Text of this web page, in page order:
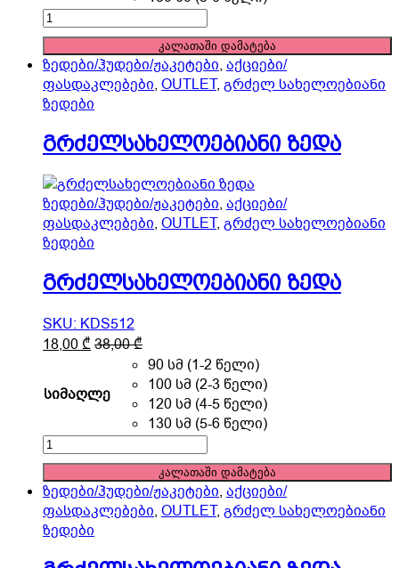
options
may
be
chosen
on
product
page
გრძელსახელოებიანი
ზედა
quantity
კალათაში დამატება
ზედები/ჰუდები/ჟაკეტები, აქციები/
ფასდაკლებები, OUTLET, გრძელ სახელოებიანი
ზედები
გრძელსახელოებიანი ზედა
ზედები/ჰუდები/ჟაკეტები, აქციები/
ფასდაკლებები, OUTLET, გრძელ სახელოებიანი
ზედები
გრძელსახელოებიანი ზედა
SKU: KDS512
18,00₾38,00₾This
product
has
multiple
variants.
The
options
may
be
chosen
the
სიმაღლე
90 სმ (1-2 წელი)
100 სმ (2-3 წელი)
120 სმ (4-5 წელი)
130 სმ (5-6 წელი)
გრძელსახელოებიანი
ზედა
quantity
კალათაში დამატება
ზედები/ჰუდები/ჟაკეტები, აქციები/
ფასდაკლებები, OUTLET, გრძელ სახელოებიანი
ზედები